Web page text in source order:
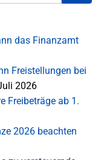
das Finanzamt
Freistellungen bei
2026
Freibeträge ab 1.
2026 beachten